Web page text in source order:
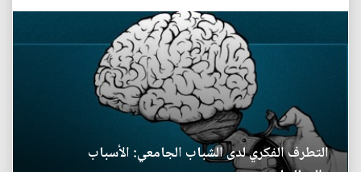
التطرف الفكري لدى الشباب الجامعي: الأسباب